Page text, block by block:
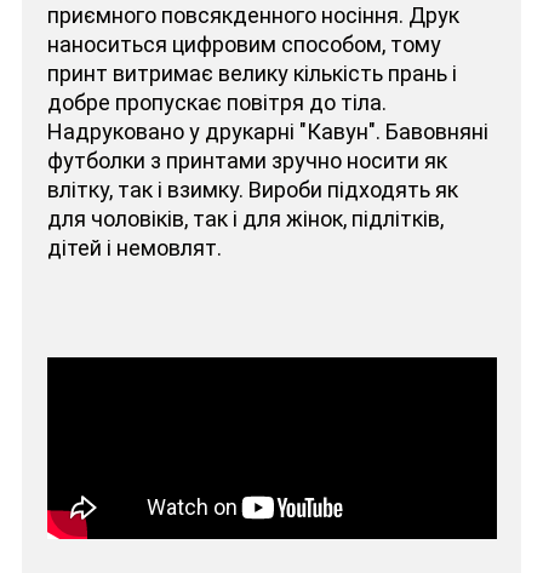
приємного повсякденного носіння. Друк
наноситься цифровим способом, тому
принт витримає велику кількість прань і
добре пропускає повітря до тіла.
Надруковано у друкарні "Кавун". Бавовняні
футболки з принтами зручно носити як
влітку, так і взимку. Вироби підходять як
для чоловіків, так і для жінок, підлітків,
дітей і немовлят.